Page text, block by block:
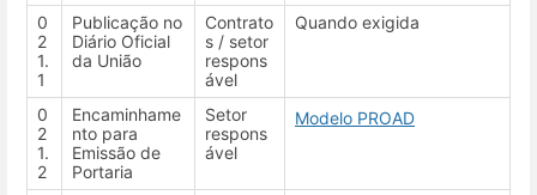
0
2
1.
1
Publicação no
Diário Oficial
da União
Contrato
s / setor
respons
ável
Quando exigida
0
2
1.
2
Encaminhame
nto para
Emissão de
Portaria
Setor
respons
ável
Modelo PROAD